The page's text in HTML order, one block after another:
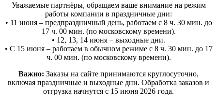
Уважаемые партнёры, обращаем ваше внимание на режим
работы компании в праздничные дни:
• 11 июня – предпраздничный день, работаем с 8 ч. 30 мин. до
17 ч. 00 мин. (по московскому времени).
• 12, 13, 14 июня – выходные дни.
• С 15 июня – работаем в обычном режиме с 8 ч. 30 мин. до 17
ч. 00 мин. (по московскому времени).
Важно: Заказы на сайте принимаются круглосуточно,
включая праздничные и выходные дни. Обработка заказов и
отгрузка начнутся с 15 июня 2026 года.